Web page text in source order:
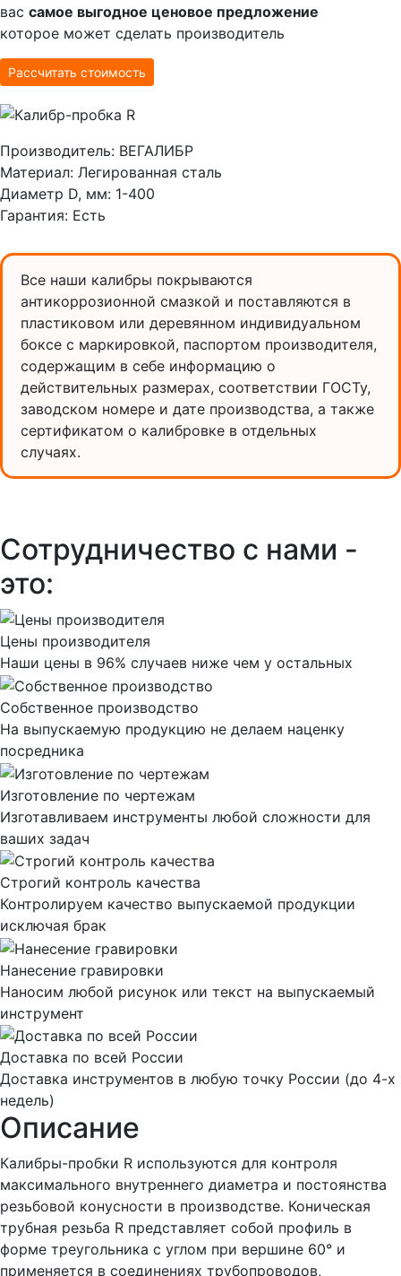
вас самое выгодное ценовое предложение
которое может сделать производитель
Рассчитать стоимость
Производитель: ВЕГАЛИБР
Материал: Легированная сталь
Диаметр D, мм: 1-400
Гарантия: Есть
Все наши калибры покрываются
антикоррозионной смазкой и поставляются в
пластиковом или деревянном индивидуальном
боксе с маркировкой, паспортом производителя,
содержащим в себе информацию о
действительных размерах, соответствии ГОСТу,
заводском номере и дате производства, а также
сертификатом о калибровке в отдельных
случаях.
Сотрудничество с нами -
это:
Цены производителя
Наши цены в 96% случаев ниже чем у остальных
Собственное производство
На выпускаемую продукцию не делаем наценку
посредника
Изготовление по чертежам
Изготавливаем инструменты любой сложности для
ваших задач
Строгий контроль качества
Контролируем качество выпускаемой продукции
исключая брак
Нанесение гравировки
Наносим любой рисунок или текст на выпускаемый
инструмент
Доставка по всей России
Доставка инструментов в любую точку России (до 4-х
недель)
Описание
Калибры-пробки R используются для контроля
максимального внутреннего диаметра и постоянства
резьбовой конусности в производстве. Коническая
трубная резьба R представляет собой профиль в
форме треугольника с углом при вершине 60° и
применяется в соединениях трубопроводов,